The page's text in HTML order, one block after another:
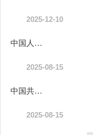
2025-12-10
中国人民政治协商会议陕西省宝鸡市陈仓区委员会办公室2024年部门决算
2025-08-15
中国共产党宝鸡市陈仓区委员会办公室2024年度部门决算
2025-08-15